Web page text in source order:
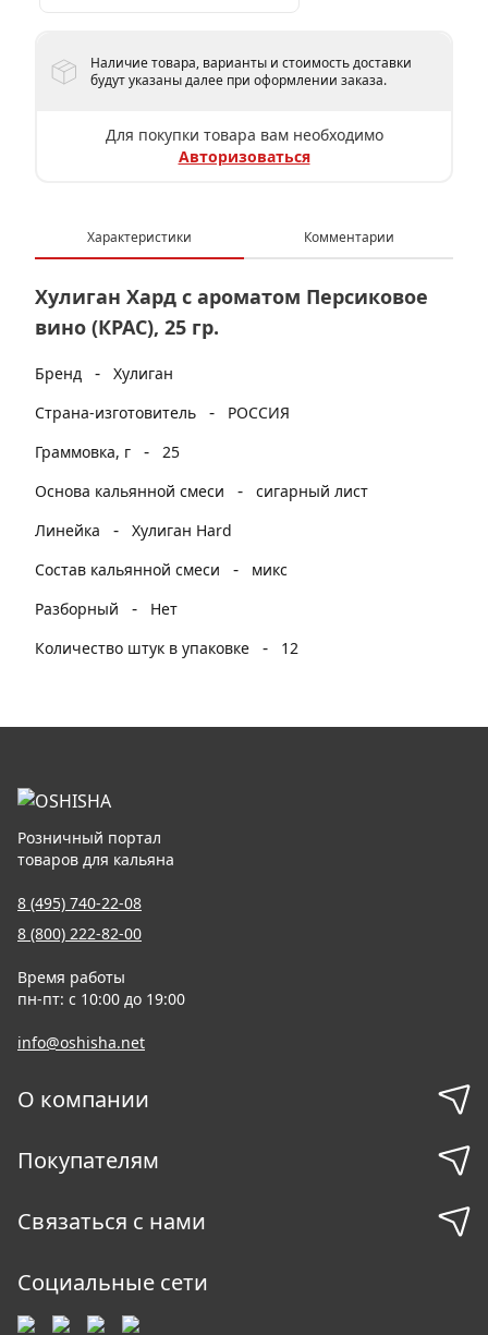
Наличие товара, варианты и стоимость доставки
будут указаны далее при оформлении заказа.
Для покупки товара вам необходимо
Авторизоваться
Характеристики Комментарии
Хулиган Хард с ароматом Персиковое
вино (КРАС), 25 гр.
Бренд - Хулиган
Страна-изготовитель
-
РОССИЯ
Граммовка, г
- 25
Основа кальянной смеси
- сигарный лист
Линейка
- Хулиган Hard
Состав кальянной смеси
-
микс
Разборный
-
Нет
Количество штук в упаковке
- 12
Розничный портал
товаров для кальяна
8 (495) 740-22-08
8 (800) 222-82-00
Время работы
пн-пт: с 10:00 до 19:00
info@oshisha.net
О компании
Покупателям
Связаться с нами
Социальные сети